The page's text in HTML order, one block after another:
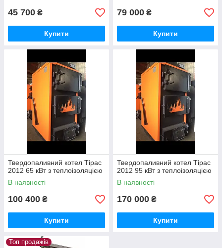
45 700 ₴
Купити
79 000 ₴
Купити
Твердопаливний котел Тірас
2012 65 кВт з теплоізоляцією
В наявності
100 400 ₴
Купити
Твердопаливний котел Тірас
2012 95 кВт з теплоізоляцією
В наявності
170 000 ₴
Купити
Топ продажів